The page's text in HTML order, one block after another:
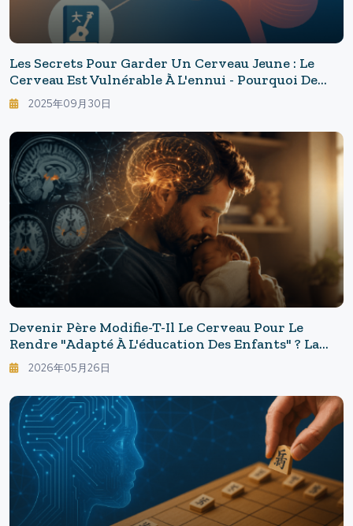
Les Secrets Pour Garder Un Cerveau Jeune : Le
Cerveau Est Vulnérable À L'ennui - Pourquoi De
Nouvelles Habitudes Rajeunissent Les Circuits
Neuronaux
2025年09月30日
Devenir Père Modifie-T-Il Le Cerveau Pour Le
Rendre "adapté À L'éducation Des Enfants" ? La
Dernière Recherche Par IRM Révèle La Véritable
Nature Du "cerveau De Papa".
2026年05月26日